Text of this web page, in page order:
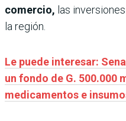
comercio, las
la región.
Le puede interesar:
un fondo de G. 500.000
medicamentos e